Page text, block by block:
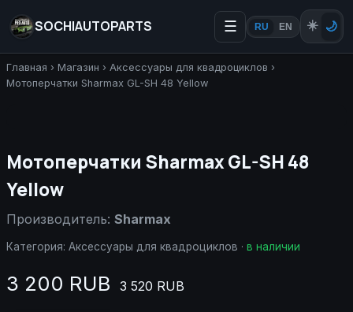
SOCHIAUTOPARTS ☰ RU EN ☀️ 🌙
Главная › Магазин › Аксессуары для квадроциклов ›
Мотоперчатки Sharmax GL-SH 48 Yellow
Мотоперчатки Sharmax GL-SH 48
Yellow
Производитель: Sharmax
Категория: Аксессуары для квадроциклов · в наличии
3 200 RUB 3 520 RUB